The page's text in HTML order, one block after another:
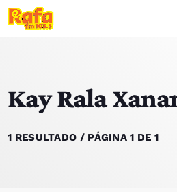
play_arrow OUVIR RAFA
Kay Rala
1 RESULTADO / PÁGINA 1 DE 1